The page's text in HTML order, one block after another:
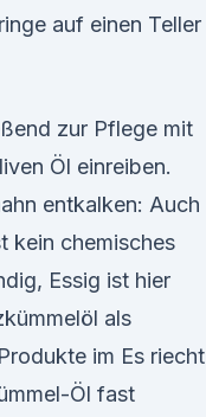
auf einen Teller
zur Pflege mit
Öl einreiben.
entkalken: Auch
kein chemisches
Essig ist hier
als
im Es riecht
Öl fast